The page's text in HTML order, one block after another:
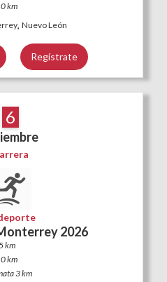
km
, Nuevo León
Regístrate
6
2026
km
km
3 km